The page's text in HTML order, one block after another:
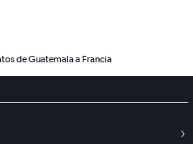
de Guatemala a Francia